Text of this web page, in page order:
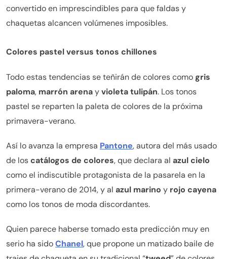
convertido en imprescindibles para que faldas y
chaquetas alcancen volúmenes imposibles.
Colores pastel versus tonos chillones
Todo estas tendencias se teñirán de colores como gris
paloma, marrón arenayvioleta tulipán. Los tonos
pastel se reparten la paleta de colores de la próxima
primavera-verano.
Así lo avanza la empresa Pantone, autora del más usado
de loscatálogos de colores, que declara al azul cielo
como el indiscutible protagonista de la pasarela en la
primera-verano de 2014, y al azul marino y rojo cayena
como los tonos de moda discordantes.
Quien parece haberse tomado esta predicción muy en
serio ha sidoChanel, que propone un matizado baile de